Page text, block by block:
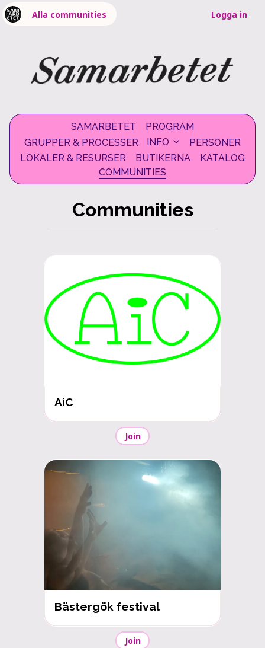
Alla communities Logga in
SAMARBETET
PROGRAM
GRUPPER & PROCESSER
INFO
PERSONER
LOKALER & RESURSER
BUTIKERNA
KATALOG
COMMUNITIES
Communities
AiC
Join
Bästergök festival
Join